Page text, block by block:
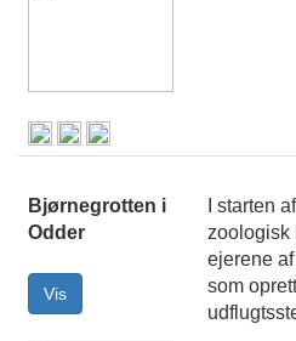
Bjørnegrotten i
Odder
I starten
zoologisk
ejerene
som